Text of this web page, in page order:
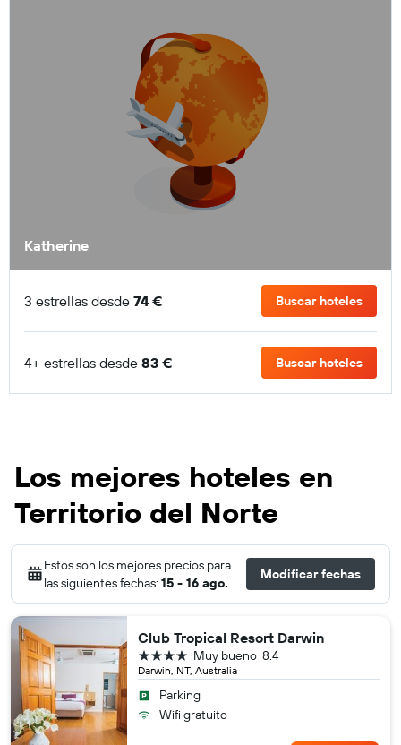
Katherine
3 estrellas desde 74 € Buscar hoteles
4+ estrellas desde 83 € Buscar hoteles
Los mejores hoteles en
Territorio del Norte
Estos son los mejores precios para
las siguientes fechas: 15 - 16 ago.
Modificar fechas
Club Tropical Resort Darwin
Darwin, NT, Australia
8.4
Muy bueno
4 estrellas
Parking
Wifi gratuito